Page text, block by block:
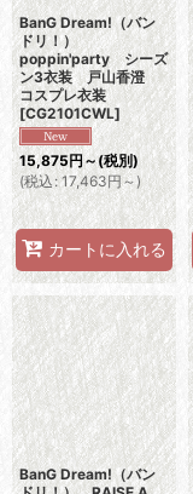
BanG Dream!（バン
ドリ！）
poppin'party シーズ
ン3衣装 戸山香澄
コスプレ衣装
[CG2101CWL]
15,875円～(税別)
(税込 : 17,463円～)
カートに入れる
BanG Dream!（バン